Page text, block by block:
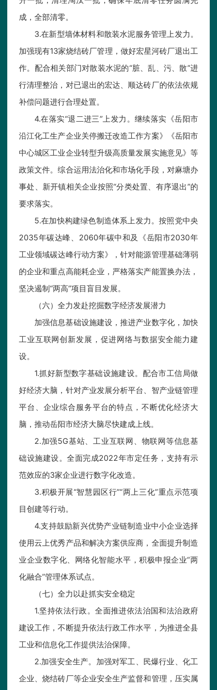
成，全部清零。
3.在新型墙体材料和散装水泥服务管理上发力。
加强现有13家烧结砖厂管理，做好宏星河砖厂退出工
作。配合相关部门对散装水泥的“脏、乱、污、散”进
行清理整治，对已退出的宏达、顺达砖厂的依法依规
补偿问题进行合理处置。
4.在落实“退二进三”上发力。继续落实《岳阳市
沿江化工生产企业关停搬迁改造工作方案》《岳阳市
中心城区工业企业转型升级高质量发展实施意见》等
政策文件。综合运用法治化和市场化手段，对麻塘办
事处、新开镇相关企业按照“分类处置、有序退出”的
要求落实。
5.在加快构建绿色制造体系上发力。按照党中央
2035年碳达峰、2060年碳中和及《岳阳市2030年
工业领域碳达峰行动方案》，针对能源管理基础薄弱
的企业和重点高能耗企业，严格落实产能置换办法，
坚决遏制“两高”项目盲目发展。
（六）全力发赴挖掘数字经济发展潜力
加强信息基础设施建设，推进产业数字化，加快
工业互联网创新发展，促进网络与数据安全能力建
设。
1.抓好新型数字基础设施建设。配合市工信局做
好经济大脑，针对产业发展分析平台、智产业链管理
平台、企业综合服务平台的特点，不断优化经济大
脑，推动岳阳市经济大脑尽快建成上线。
2.加强5G基站、工业互联网、物联网等信息基
础设施建设。全面完成2022年市定任务，支持有示
范效应的3家企业进行数字化改造。
3.积极开展“智慧园区行”“两上三化”重点示范项
目创建等行动。
4.支持鼓励新兴优势产业链制造业中小企业选择
使用云上优秀产品和解决方案供应商，全面提升制造
业企业数字化、网络化智能水平，积极申报企业“两
化融合”管理体系试点。
（七）全力以赴抓实安全稳定
1.坚持依法行政。全面推进依法治国和法治政府
建设工作，不断提升依法行政工作水平，为推进全县
工业和信息化工作提供法治保障。
2.加强安全生产。加强对军工、民爆行业、化工
企业、烧结砖厂等企业安全生产监督和管理，压实属